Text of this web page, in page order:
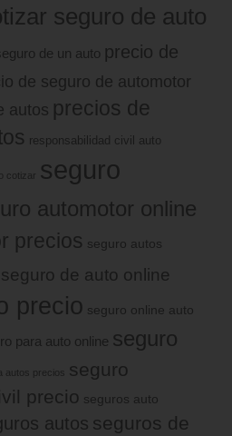
seguro de auto
de un auto precio de
de seguro de automotor
autos precios de
responsabilidad civil auto
cotizar seguro
automotor online
precios seguro autos
seguro de auto online
precio seguro online auto
para auto online seguro
autos precios seguro
precio seguros auto
autos seguros de